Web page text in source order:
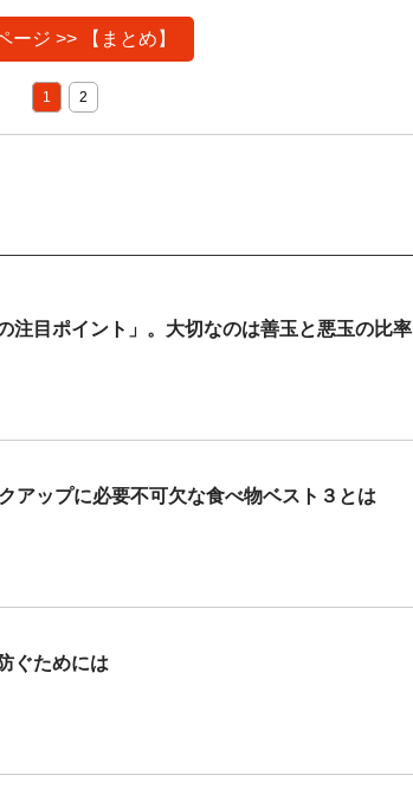
ージ >> 【まとめ】
1 2
注目ポイント」。大切なのは善玉と悪玉の比率
アップに必要不可欠な食べ物ベスト３とは
ぐためには